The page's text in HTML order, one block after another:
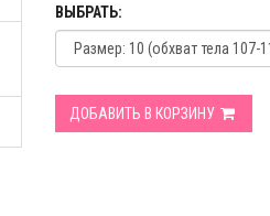
ВЫБРАТЬ:
ДОБАВИТЬ В КОРЗИНУ